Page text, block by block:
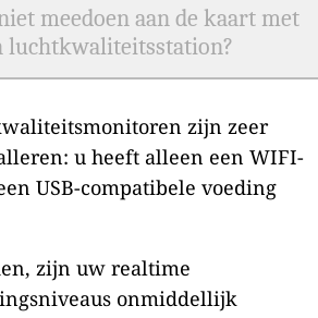
meedoen aan de kaart met
luchtkwaliteitsstation?
zijn zeer
u heeft alleen een WIFI-
USB-compatibele voeding
zijn uw realtime
onmiddellijk